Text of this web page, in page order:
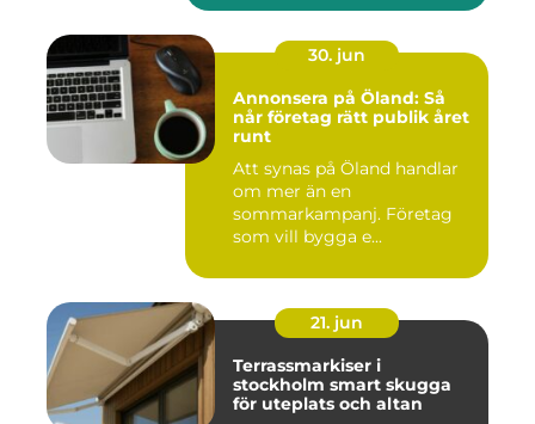
30. jun
Annonsera på Öland: Så
når företag rätt publik året
runt
Att synas på Öland handlar
om mer än en
sommarkampanj. Företag
som vill bygga e...
21. jun
Terrassmarkiser i
stockholm smart skugga
för uteplats och altan